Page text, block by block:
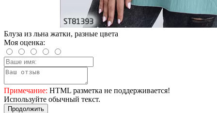
Блуза из льна жатки, разные цвета
Моя оценка:
Примечание: HTML разметка не поддерживается!
Используйте обычный текст.
Продолжить